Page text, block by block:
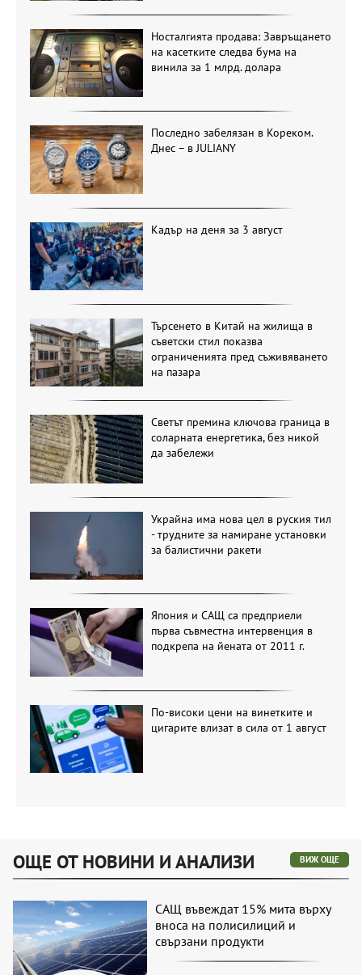
Носталгията продава: Завръщането
на касетките следва бума на
винила за 1 млрд. долара
Последно забелязан в Кореком.
Днес – в JULIANY
Кадър на деня за 3 август
Търсенето в Китай на жилища в
съветски стил показва
ограниченията пред съживяването
на пазара
Светът премина ключова граница в
соларната енергетика, без никой
да забележи
Украйна има нова цел в руския тил
- трудните за намиране установки
за балистични ракети
Япония и САЩ са предприели
първа съвместна интервенция в
подкрепа на йената от 2011 г.
По-високи цени на винетките и
цигарите влизат в сила от 1 август
ОЩЕ ОТ НОВИНИ И АНАЛИЗИ ВИЖ ОЩЕ
САЩ въвеждат 15% мита върху
вноса на полисилиций и
свързани продукти